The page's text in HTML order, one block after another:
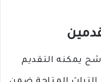
يمكنه التقديم